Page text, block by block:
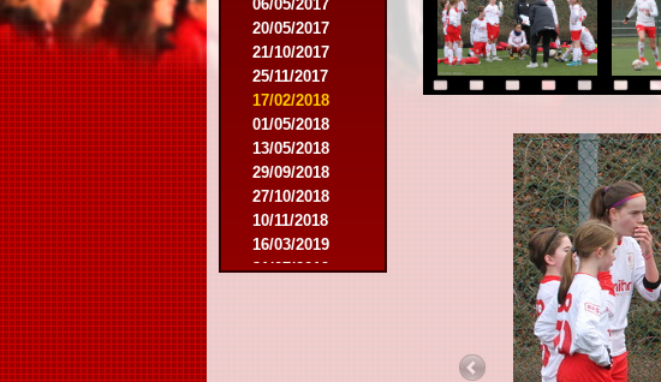
06/05/2017
20/05/2017
21/10/2017
25/11/2017
17/02/2018
01/05/2018
13/05/2018
29/09/2018
27/10/2018
10/11/2018
16/03/2019
31/07/2019